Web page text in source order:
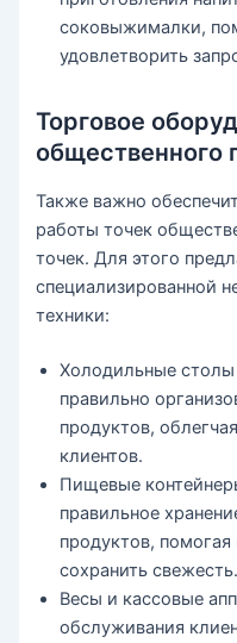
соковыжималки,
удовлетворить
Торговое
общественного
Также важно
работы точек
точек. Для этого
специализированной
техники:
Холодильные
правильно
продуктов,
клиентов.
Пищевые
правильное
продуктов, помогая
сохранить свежесть.
Весы и кассовые
обслуживания